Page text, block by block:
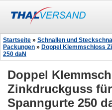
Startseite » Schnallen und
Packungen » Doppel Klemmschloss
250 daN
Doppel
Zinkdruckguss
Spanngurte 250